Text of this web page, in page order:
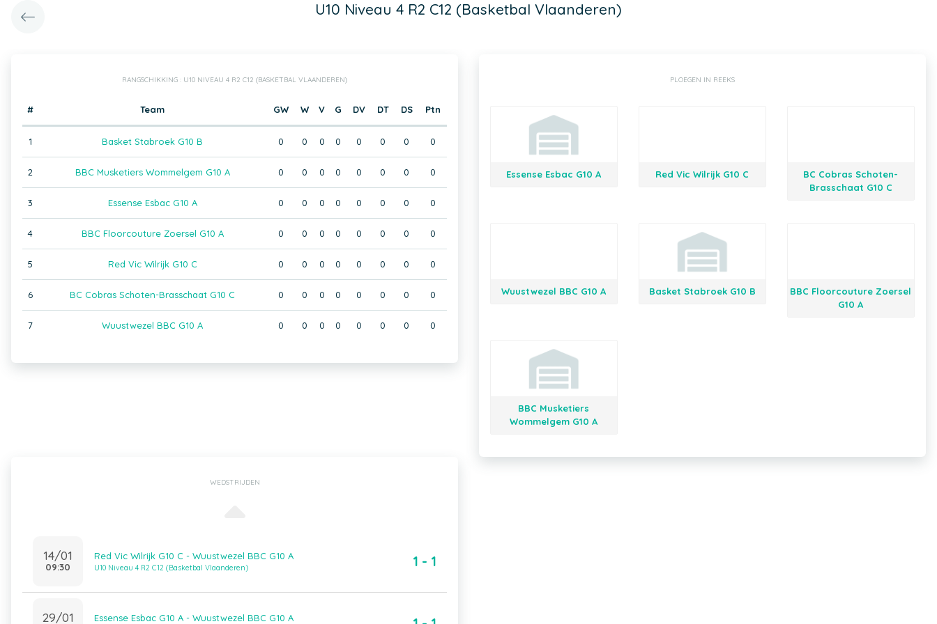
U10 Niveau 4 R2 C12 (Basketbal Vlaanderen)
RANGSCHIKKING : U10 NIVEAU 4 R2 C12 (BASKETBAL VLAANDEREN)
# Team GW W V G DV DT DS Ptn
1 Basket Stabroek G10 B 0 0 0 0 0 0 0 0
2 BBC Musketiers Wommelgem G10 A 0 0 0 0 0 0 0 0
3 Essense Esbac G10 A 0 0 0 0 0 0 0 0
4 BBC Floorcouture Zoersel G10 A 0 0 0 0 0 0 0 0
5 Red Vic Wilrijk G10 C 0 0 0 0 0 0 0 0
6 BC Cobras Schoten-Brasschaat G10 C 0 0 0 0 0 0 0 0
7 Wuustwezel BBC G10 A 0 0 0 0 0 0 0 0
PLOEGEN IN REEKS
Essense Esbac G10 A Red Vic Wilrijk G10 C
BC Cobras Schoten-
Brasschaat G10 C
Wuustwezel BBC G10 A Basket Stabroek G10 B
BBC Floorcouture Zoersel
G10 A
BBC Musketiers
Wommelgem G10 A
WEDSTRIJDEN
14/01
09:30
Red Vic Wilrijk G10 C - Wuustwezel BBC G10 A
U10 Niveau 4 R2 C12 (Basketbal Vlaanderen) 1 - 1
29/01 Essense Esbac G10 A - Wuustwezel BBC G10 A